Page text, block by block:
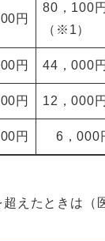
円
80，100
（※1）
円 44，000円
円 12，000円
円 6，000
えたときは（